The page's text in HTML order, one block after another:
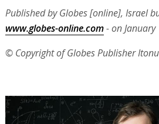
Published by Globes [online], Israel
www.globes-online.com- on January
© Copyright of Globes Publisher